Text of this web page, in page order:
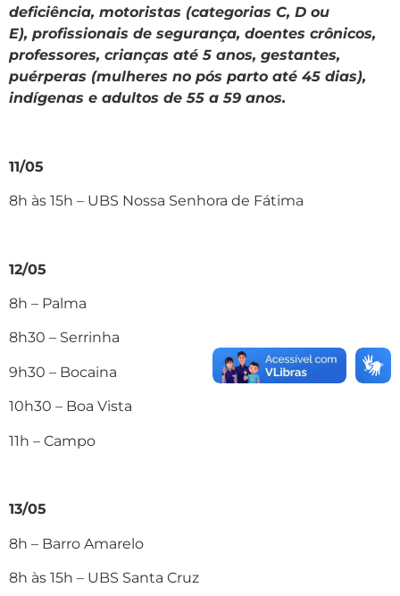
deficiência, motoristas (categorias C, D ou
E), profissionais de segurança, doentes crônicos,
professores, crianças até 5 anos, gestantes,
puérperas (mulheres no pós parto até 45 dias),
indígenas e adultos de 55 a 59 anos.
11/05
8h às 15h – UBS Nossa Senhora de Fátima
12/05
8h – Palma
8h30 – Serrinha
9h30 – Bocaina
10h30 – Boa Vista
11h – Campo
13/05
8h – Barro Amarelo
8h às 15h – UBS Santa Cruz